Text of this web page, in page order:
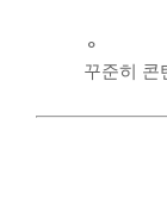
꾸준히 콘